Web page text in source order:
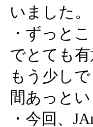
いました。
・ずっと
でとても
もう少し
間あっとい
・今回、